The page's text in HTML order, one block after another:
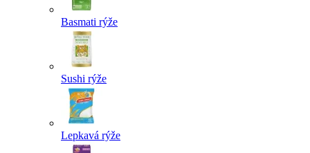
Basmati rýže
Sushi rýže
Lepkavá rýže